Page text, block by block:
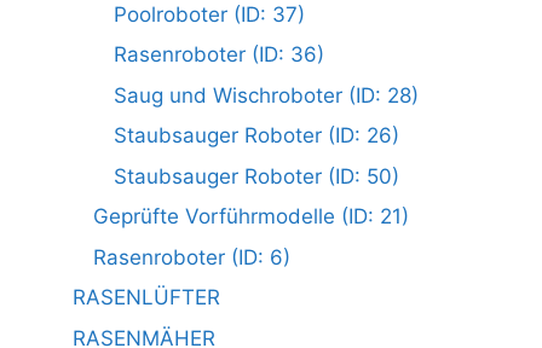
Poolroboter (ID: 37)
Rasenroboter (ID: 36)
Saug und Wischroboter (ID: 28)
Staubsauger Roboter (ID: 26)
Staubsauger Roboter (ID: 50)
Geprüfte Vorführmodelle (ID: 21)
Rasenroboter (ID: 6)
RASENLÜFTER
RASENMÄHER